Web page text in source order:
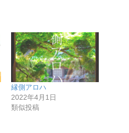
縁側アロハ
2022年4月1日
類似投稿